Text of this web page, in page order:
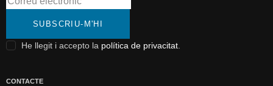
SUBSCRIU-M'HI
He llegit i accepto la política de privacitat
CONTACTE